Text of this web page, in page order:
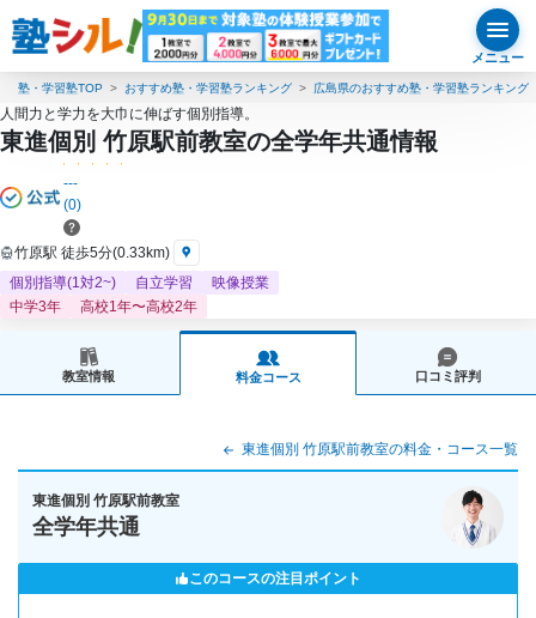
メニュー
塾・学習塾TOP おすすめ塾・学習塾ランキング 広島県のおすすめ塾・学習塾ランキング
人間力と学力を大巾に伸ばす個別指導。
東進個別 竹原駅前教室の全学年共通情報
---
(0)
竹原駅 徒歩5分(0.33km)
個別指導(1対2~)
自立学習
映像授業
中学3年
高校1年〜高校2年
教室情報 料金コース 口コミ評判
東進個別 竹原駅前教室の料金・コース一覧
東進個別 竹原駅前教室
全学年共通
このコースの注目ポイント